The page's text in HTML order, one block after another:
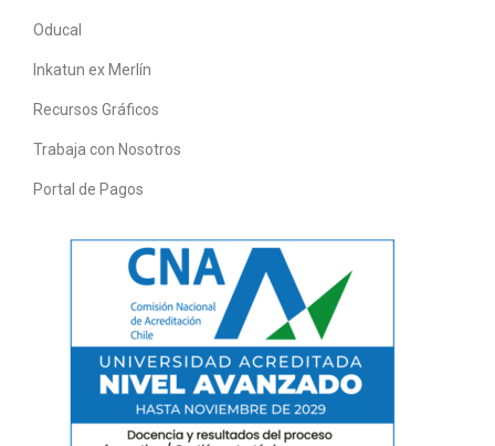
Oducal
Inkatun ex Merlín
Recursos Gráficos
Trabaja con Nosotros
Portal de Pagos